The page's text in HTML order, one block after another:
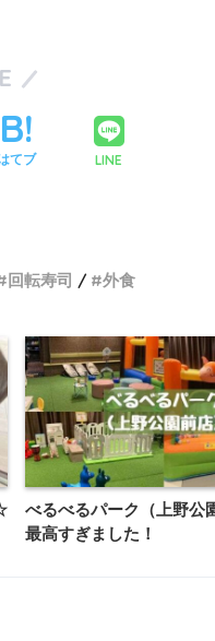
てブ LINE
回転寿司 外食
べるべるパーク（上野公
最高すぎました！